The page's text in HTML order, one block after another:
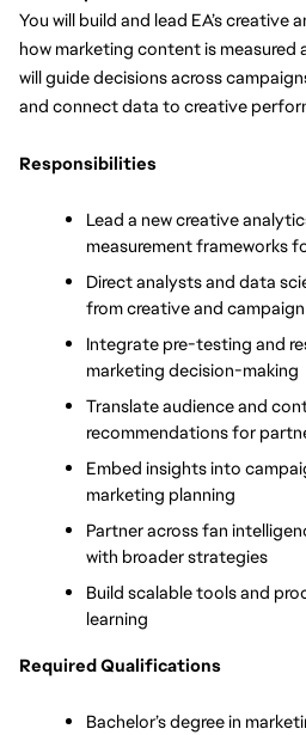
You will build and lead EA’s creative
how marketing content is measured
will guide decisions across
and connect data to creative
Responsibilities
Lead a new creative
measurement frameworks
Direct analysts and data
from creative and
Integrate pre-testing and
marketing decision-making
Translate audience and
recommendations for
Embed insights into
marketing planning
Partner across fan
with broader strategies
Build scalable tools and
learning
Required Qualifications
Bachelor’s degree in